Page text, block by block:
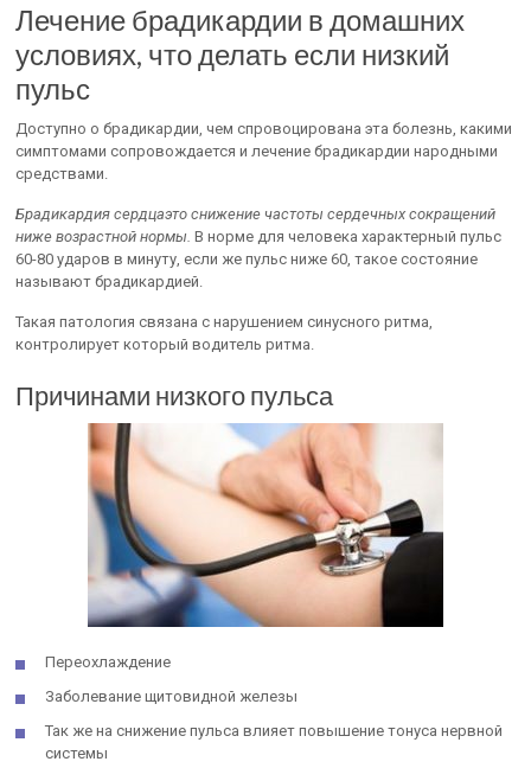
Лечение брадикардии в домашних
условиях, что делать если низкий
пульс
Доступно о брадикардии, чем спровоцирована эта болезнь, какими
симптомами сопровождается и лечение брадикардии народными
средствами.
Брадикардия сердцаэто снижение частоты сердечных сокращений
ниже возрастной нормы. В норме для человека характерный пульс
60-80 ударов в минуту, если же пульс ниже 60, такое состояние
называют брадикардией.
Такая патология связана с нарушением синусного ритма,
контролирует который водитель ритма.
Причинами низкого пульса
Переохлаждение
Заболевание щитовидной железы
Так же на снижение пульса влияет повышение тонуса нервной
системы